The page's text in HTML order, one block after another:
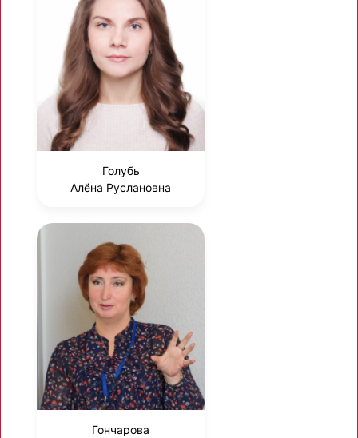
Голубь
Алёна Руслановна
Гончарова